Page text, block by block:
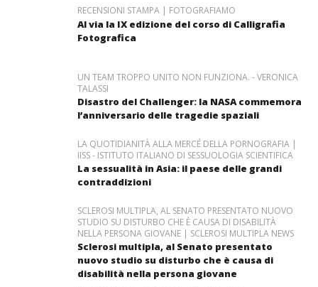
RECENSIONI STAMPA | FOTOGRAFIAMO
Al via la IX edizione del corso di Calligrafia
Fotografica
UN TEAM TROPPO UNITO NON FUNZIONA. - VERONICA
TALASSI
Disastro del Challenger: la NASA commemora
l’anniversario delle tragedie spaziali
LA QUOTIDIANITÀ ALLA MERCÉ DELLA PORNOGRAFIA |
IISS - ISTITUTO ITALIANO DI SESSUOLOGIA SCIENTIFICA
La sessualità in Asia: il paese delle grandi
contraddizioni
SCLEROSI MULTIPLA, AL SENATO PRESENTATO NUOVO
STUDIO SU DISTURBO CHE È CAUSA DI DISABILITÀ
NELLA PERSONA GIOVANE | SCLEROSI MULTIPLA NEWS
Sclerosi multipla, al Senato presentato
nuovo studio su disturbo che è causa di
disabilità nella persona giovane